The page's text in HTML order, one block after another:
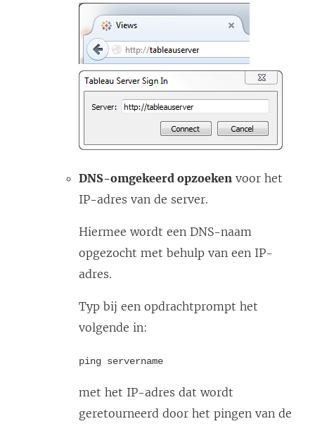
DNS-omgekeerd opzoeken voor het
IP-adres van de server.
Hiermee wordt een DNS-naam
opgezocht met behulp van een IP-
adres.
Typ bij een opdrachtprompt het
volgende in:
ping servername
met het IP-adres dat wordt
geretourneerd door het pingen van de